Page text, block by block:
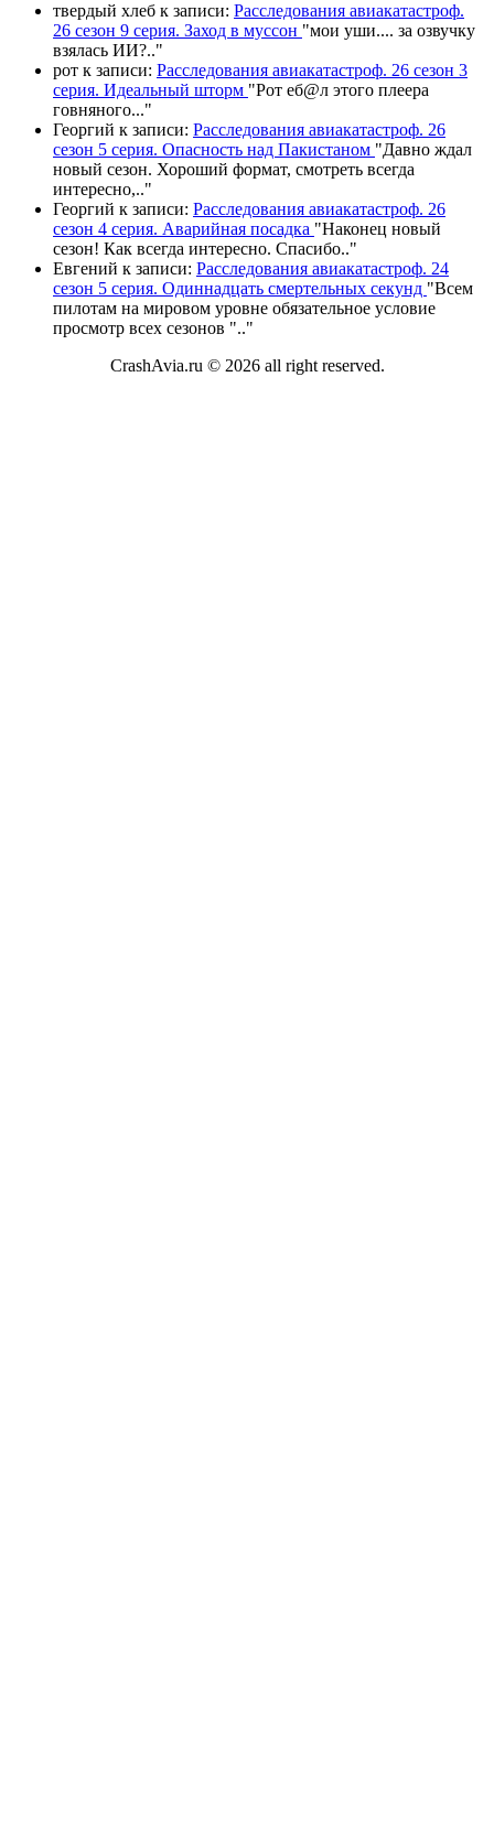
твердый хлеб к записи: Расследования авиакатастроф.
26 сезон 9 серия. Заход в муссон "мои уши.... за озвучку
взялась ИИ?.."
рот к записи: Расследования авиакатастроф. 26 сезон 3
серия. Идеальный шторм "Рот еб@л этого плеера
говняного..."
Георгий к записи: Расследования авиакатастроф. 26
сезон 5 серия. Опасность над Пакистаном "Давно ждал
новый сезон. Хороший формат, смотреть всегда
интересно,.."
Георгий к записи: Расследования авиакатастроф. 26
сезон 4 серия. Аварийная посадка "Наконец новый
сезон! Как всегда интересно. Спасибо.."
Евгений к записи: Расследования авиакатастроф. 24
сезон 5 серия. Одиннадцать смертельных секунд "Всем
пилотам на мировом уровне обязательное условие
просмотр всех сезонов ".."
CrashAvia.ru © 2026 all right reserved.